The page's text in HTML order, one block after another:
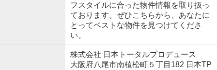
フスタイルに合った物件情報を取り扱っ
ております。ぜひこちらから、あなたに
とってベストな物件を見つけてくださ
い。
株式会社 日本トータルプロデュース
大阪府八尾市南植松町５丁目182 日本TP